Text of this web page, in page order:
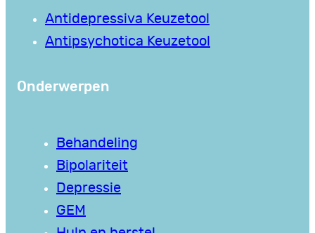
Antidepressiva Keuzetool
Antipsychotica Keuzetool
Onderwerpen
Behandeling
Bipolariteit
Depressie
GEM